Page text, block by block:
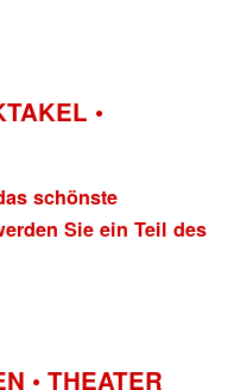
•
schönste
Sie ein Teil des
• THEATER